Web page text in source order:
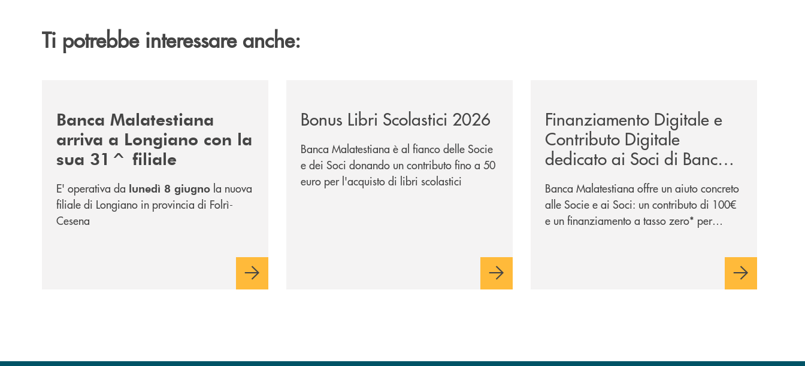
Ti potrebbe interessare anche:
Banca Malatestiana
arriva a Longiano con la
sua 31^ filiale
E' operativa da lunedì 8 giugno la nuova
filiale di Longiano in provincia di Folrì-
Cesena
Bonus Libri Scolastici 2026
Banca Malatestiana è al fianco delle Socie
e dei Soci donando un contributo fino a 50
euro per l'acquisto di libri scolastici
Finanziamento Digitale e
Contributo Digitale
dedicato ai Soci di Banca
Malatestiana
Banca Malatestiana offre un aiuto concreto
alle Socie e ai Soci: un contributo di 100€
e un finanziamento a tasso zero* per